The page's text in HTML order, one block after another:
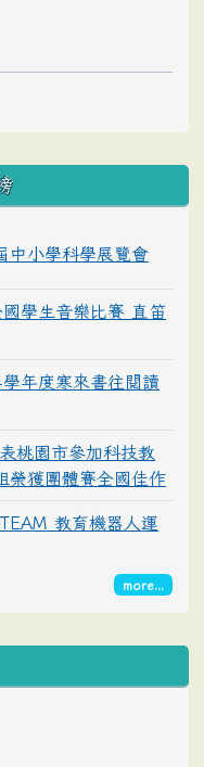
小學科學展覽會
學生音樂比賽 直笛
年度寒來書往閱讀
桃園市參加科技教
榮獲團體賽全國佳作
教育機器人運
more...